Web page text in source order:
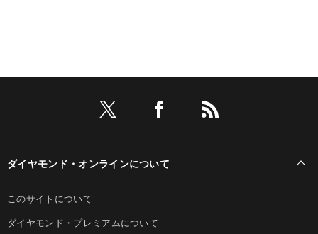
ダイヤモンド・オンラインについて
このサイトについて
ダイヤモンド・プレミアムについて